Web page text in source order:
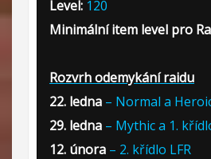
Level: 120
Minimální item level pro
Rozvrh odemykání raidu
22. ledna – Normal a
29. ledna – Mythic a 1.
12. února – 2. křídlo LFR